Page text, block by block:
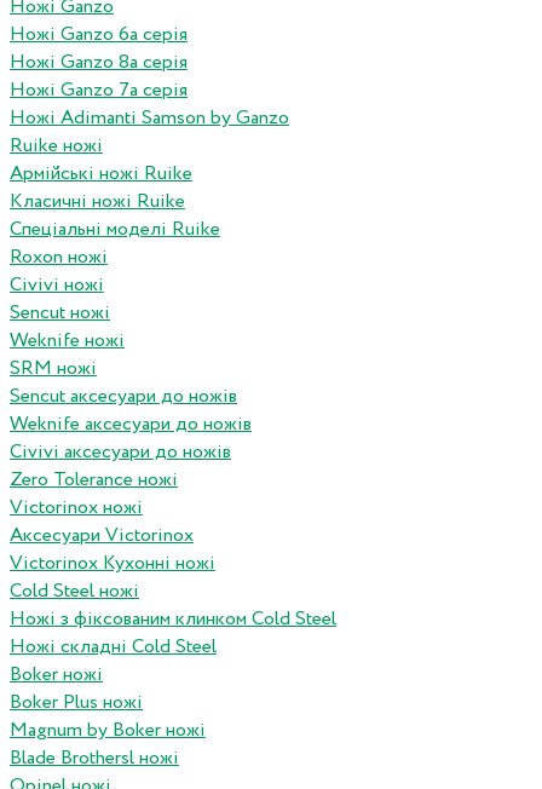
Ножі Ganzo
Ножі Ganzo 6а серія
Ножі Ganzo 8а серія
Ножі Ganzo 7а серія
Ножі Adimanti Samson by Ganzo
Ruike ножі
Армійські ножі Ruike
Класичні ножі Ruike
Спеціальні моделі Ruike
Roxon ножi
Civivi ножі
Sencut ножі
Weknife ножі
SRM ножі
Sencut аксесуари до ножів
Weknife аксесуари до ножів
Civivi аксесуари до ножів
Zero Tolerance ножі
Victorinox ножі
Аксесуари Victorinox
Victorinox Кухонні ножі
Cold Steel ножі
Ножі з фіксованим клинком Cold Steel
Ножі складні Cold Steel
Boker ножі
Boker Plus ножі
Magnum by Boker ножі
Blade Brothersl ножі